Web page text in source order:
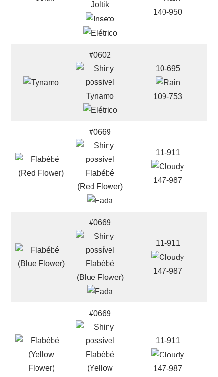
Joltik
140-950
#0602
Tynamo
10-695
109-753
#0669
Flabébé
(Red Flower)
11-911
147-987
#0669
Flabébé
(Blue Flower)
11-911
147-987
#0669
Flabébé
(Yellow
11-911
147-987